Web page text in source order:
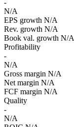
-
N/A
EPS growth N/A
Rev. growth N/A
Book val. growth N/A
Profitability
-
N/A
Gross margin N/A
Net margin N/A
FCF margin N/A
Quality
-
N/A